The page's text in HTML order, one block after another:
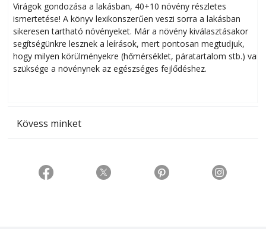
Virágok gondozása a lakásban, 40+10 növény részletes
ismertetése! A könyv lexikonszerűen veszi sorra a lakásban
sikeresen tart­ha­tó növényeket. Már a növény kiválasztásakor
segítségünkre lesznek a leírások, mert pontosan megtudjuk,
hogy milyen körülményekre (hőmérséklet, páratartalom stb.) van
szüksége a növénynek az egészséges fejlődéshez.
Kövess minket